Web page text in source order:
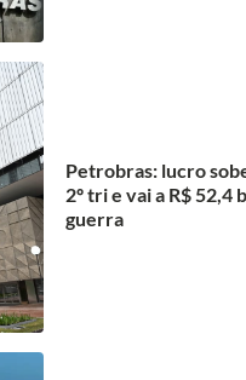
Petrobras: lucro
2º tri e vai a R$ 52,4
guerra